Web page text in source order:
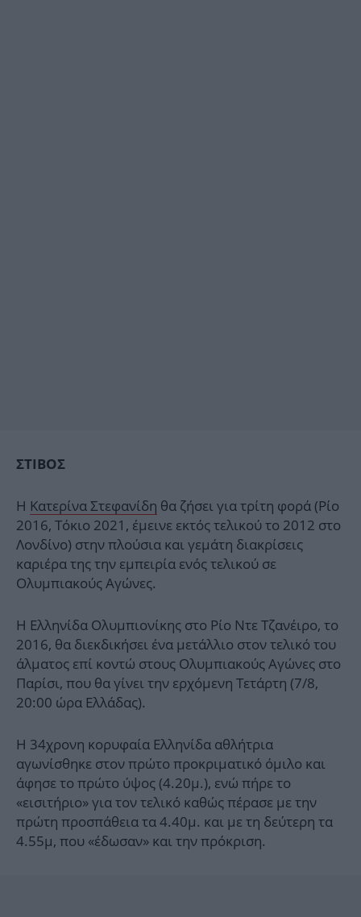
ΣΤΙΒΟΣ
Η Κατερίνα Στεφανίδη θα ζήσει για τρίτη φορά (Ρίο
2016, Τόκιο 2021, έμεινε εκτός τελικού το 2012 στο
Λονδίνο) στην πλούσια και γεμάτη διακρίσεις
καριέρα της την εμπειρία ενός τελικού σε
Ολυμπιακούς Αγώνες.
Η Ελληνίδα Ολυμπιονίκης στο Ρίο Ντε Τζανέιρο, το
2016, θα διεκδικήσει ένα μετάλλιο στον τελικό του
άλματος επί κοντώ στους Ολυμπιακούς Αγώνες στο
Παρίσι, που θα γίνει την ερχόμενη Τετάρτη (7/8,
20:00 ώρα Ελλάδας).
Η 34χρονη κορυφαία Ελληνίδα αθλήτρια
αγωνίσθηκε στον πρώτο προκριματικό όμιλο και
άφησε το πρώτο ύψος (4.20μ.), ενώ πήρε το
«εισιτήριο» για τον τελικό καθώς πέρασε με την
πρώτη προσπάθεια τα 4.40μ. και με τη δεύτερη τα
4.55μ, που «έδωσαν» και την πρόκριση.